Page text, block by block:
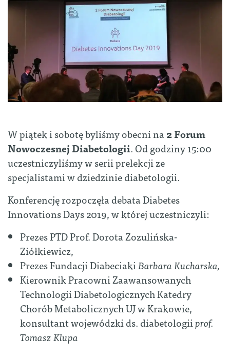
W piątek i sobotę byliśmy obecni na2 Forum
Nowoczesnej Diabetologii. Od godziny 15:00
uczestniczyliśmy w serii prelekcji ze
specjalistami w dziedzinie diabetologii.
Konferencję rozpoczęła debata Diabetes
Innovations Days 2019, w której uczestniczyli:
Prezes PTD Prof. Dorota Zozulińska-
Ziółkiewicz,
Prezes Fundacji DiabeciakiBarbara Kucharska,
Kierownik Pracowni Zaawansowanych
Technologii Diabetologicznych Katedry
Chorób Metabolicznych UJ w Krakowie,
konsultant wojewódzki ds. diabetologiiprof.
Tomasz Klupa